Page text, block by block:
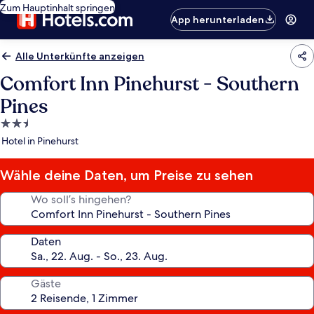
Zum Hauptinhalt springen
App herunterladen
Alle Unterkünfte anzeigen
Comfort Inn Pinehurst - Southern
Pines
2.5-
Sterne-
Hotel in Pinehurst
Wähle deine Daten, um Preise zu sehen
Wo soll’s hingehen?
Daten
Gäste